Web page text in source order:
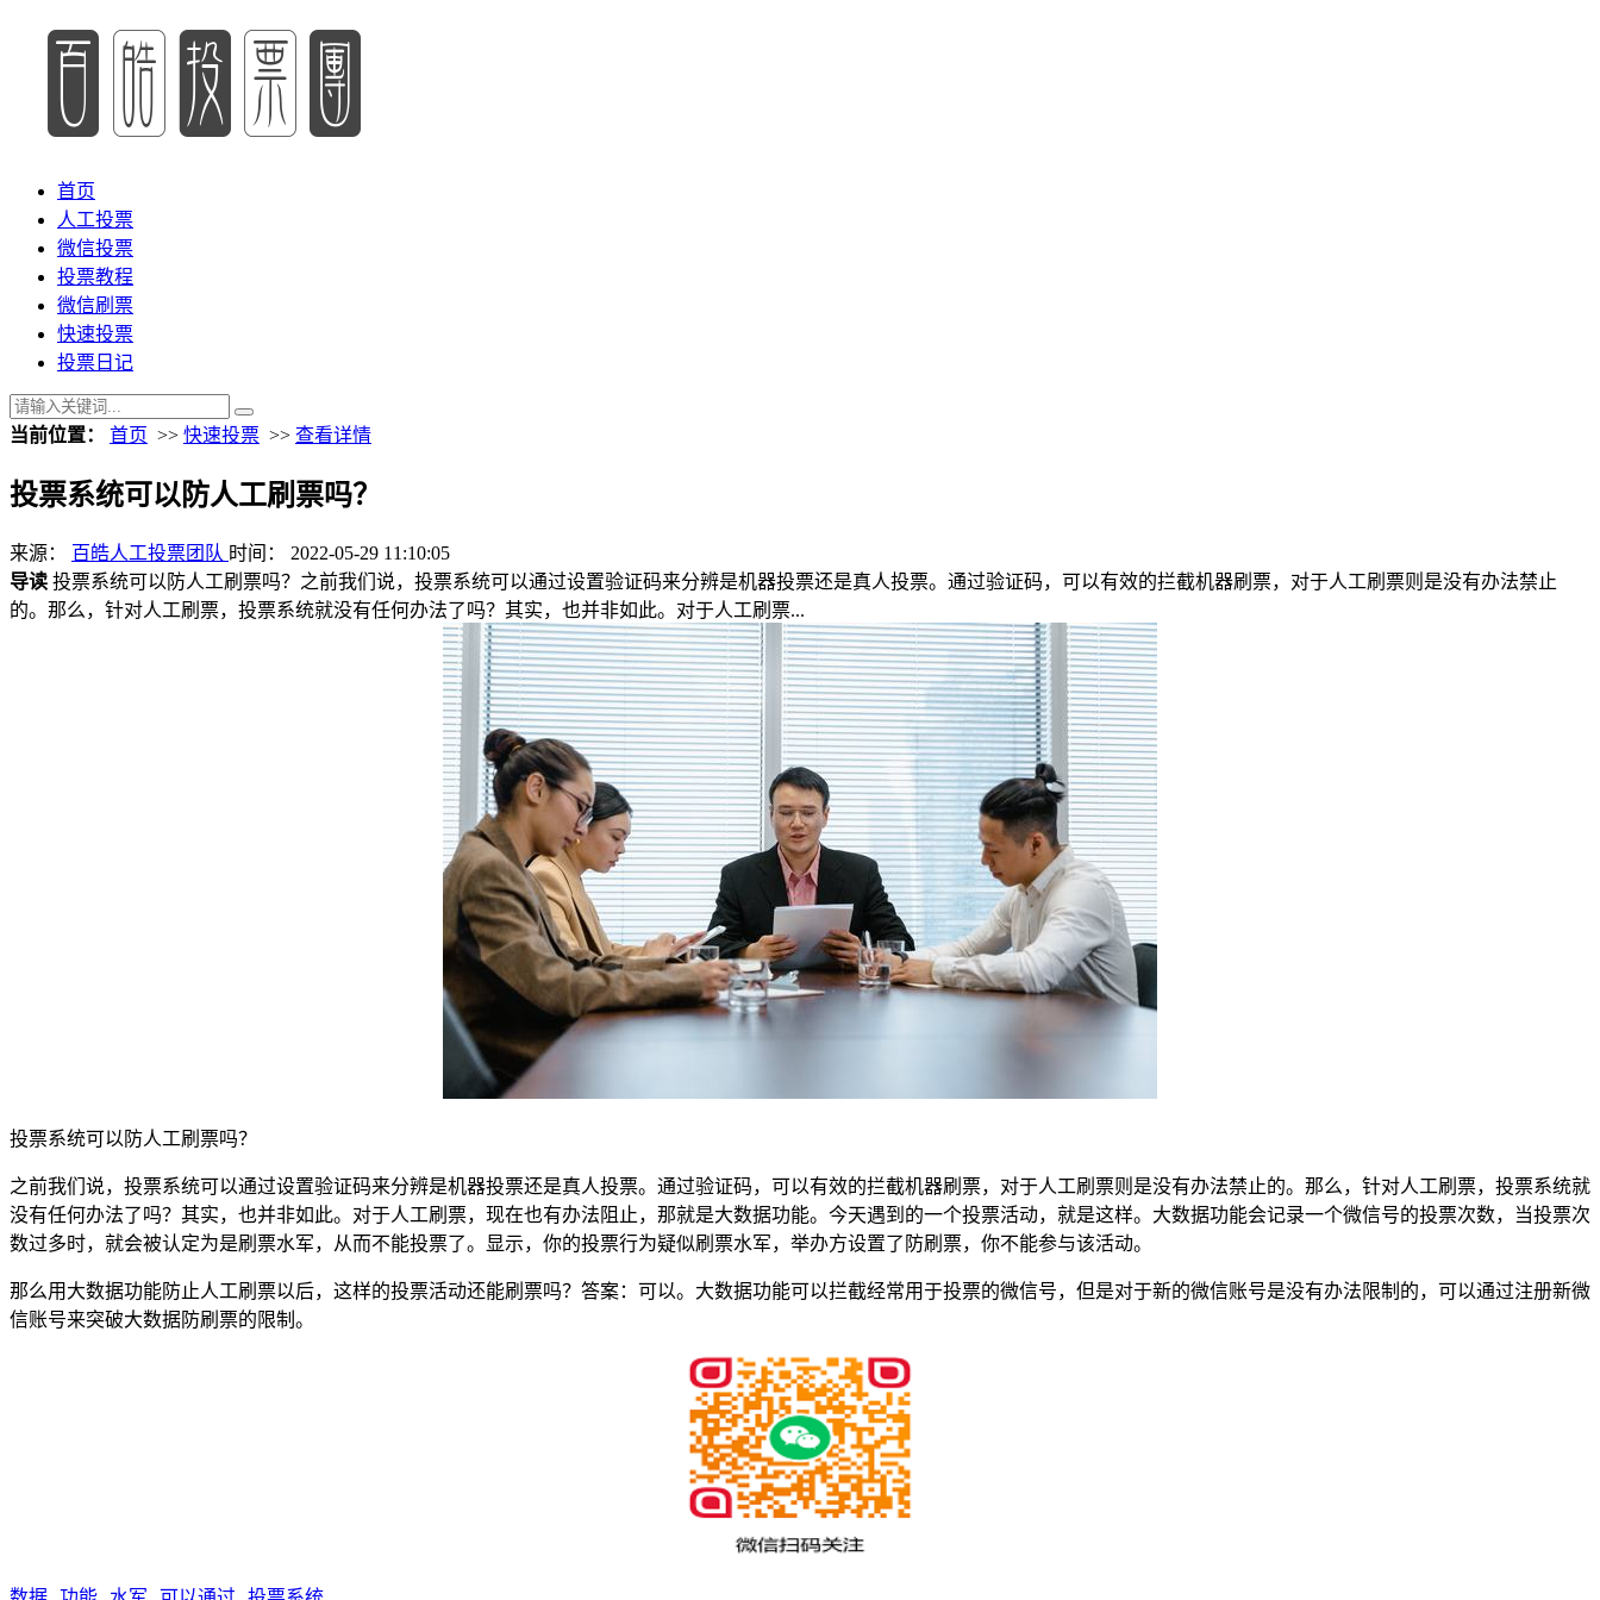
首页
人工投票
微信投票
投票教程
微信刷票
快速投票
投票日记
当前位置： 首页 >> 快速投票 >> 查看详情
投票系统可以防人工刷票吗？
来源： 百皓人工投票团队 时间： 2022-05-29 11:10:05
导读 投票系统可以防人工刷票吗？之前我们说，投票系统可以通过设置验证码来分辨是机器投票还是真人投票。通过验证码，可以有效的拦截机器刷票，对于人工刷票则是没有办法禁止
的。那么，针对人工刷票，投票系统就没有任何办法了吗？其实，也并非如此。对于人工刷票...
投票系统可以防人工刷票吗？
之前我们说，投票系统可以通过设置验证码来分辨是机器投票还是真人投票。通过验证码，可以有效的拦截机器刷票，对于人工刷票则是没有办法禁止的。那么，针对人工刷票，投票系统就
没有任何办法了吗？其实，也并非如此。对于人工刷票，现在也有办法阻止，那就是大数据功能。今天遇到的一个投票活动，就是这样。大数据功能会记录一个微信号的投票次数，当投票次
数过多时，就会被认定为是刷票水军，从而不能投票了。显示，你的投票行为疑似刷票水军，举办方设置了防刷票，你不能参与该活动。
那么用大数据功能防止人工刷票以后，这样的投票活动还能刷票吗？答案：可以。大数据功能可以拦截经常用于投票的微信号，但是对于新的微信账号是没有办法限制的，可以通过注册新微
信账号来突破大数据防刷票的限制。